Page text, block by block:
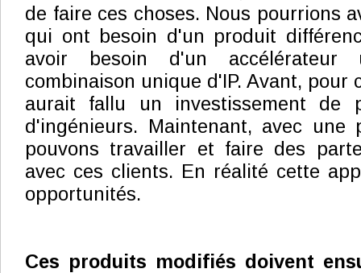
de faire ces choses. Nous pourrions
qui ont besoin d'un produit
avoir besoin d'un accélérateur
combinaison unique d'IP. Avant, pour
aurait fallu un investissement de
d'ingénieurs. Maintenant, avec une
pouvons travailler et faire des
avec ces clients. En réalité cette
opportunités.
Ces produits modifiés doivent